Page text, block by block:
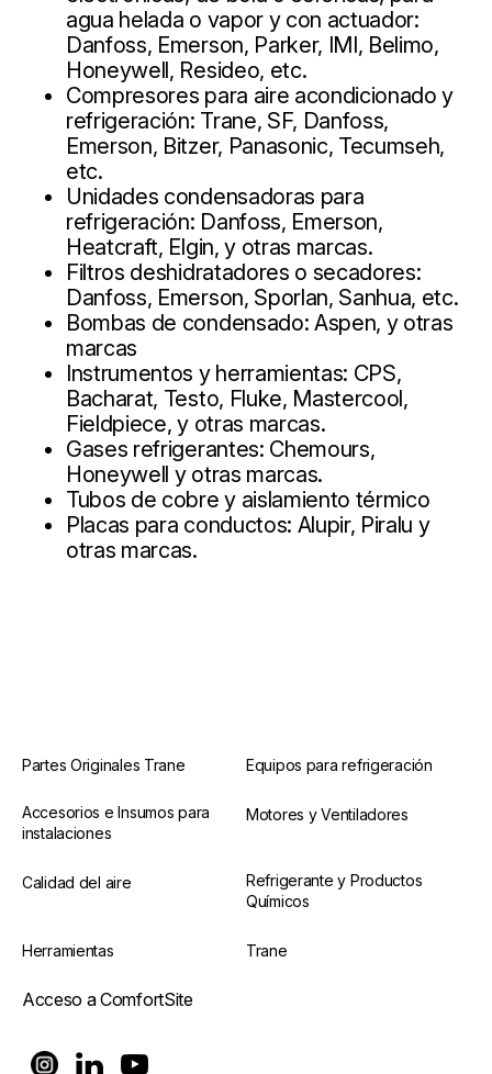
agua helada o vapor y con actuador:
Danfoss, Emerson, Parker, IMI, Belimo,
Honeywell, Resideo, etc.
Compresores para aire acondicionado y
refrigeración: Trane, SF, Danfoss,
Emerson, Bitzer, Panasonic, Tecumseh,
etc.
Unidades condensadoras para
refrigeración: Danfoss, Emerson,
Heatcraft, Elgin, y otras marcas.
Filtros deshidratadores o secadores:
Danfoss, Emerson, Sporlan, Sanhua, etc.
Bombas de condensado: Aspen, y otras
marcas
Instrumentos y herramientas: CPS,
Bacharat, Testo, Fluke, Mastercool,
Fieldpiece, y otras marcas.
Gases refrigerantes: Chemours,
Honeywell y otras marcas.
Tubos de cobre y aislamiento térmico
Placas para conductos: Alupir, Piralu y
otras marcas.
Partes Originales Trane Equipos para refrigeración
Accesorios e Insumos para
instalaciones
Motores y Ventiladores
Calidad del aire
Refrigerante y Productos
Químicos
Herramientas Trane
Acceso a ComfortSite